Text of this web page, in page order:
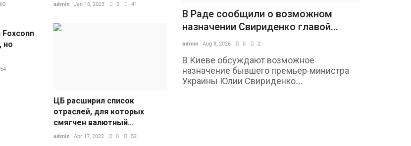
60 admin Jan 16, 2023 0 41
но
54
ЦБ расширил список
отраслей, для которых
смягчен валютный...
admin Apr 17, 2022 0 52
В Раде сообщили о возможном
назначении Свириденко главой...
admin Aug 8, 2026 0 2
В Киеве обсуждают возможное
назначение бывшего премьер-министра
Украины Юлии Свириденко...